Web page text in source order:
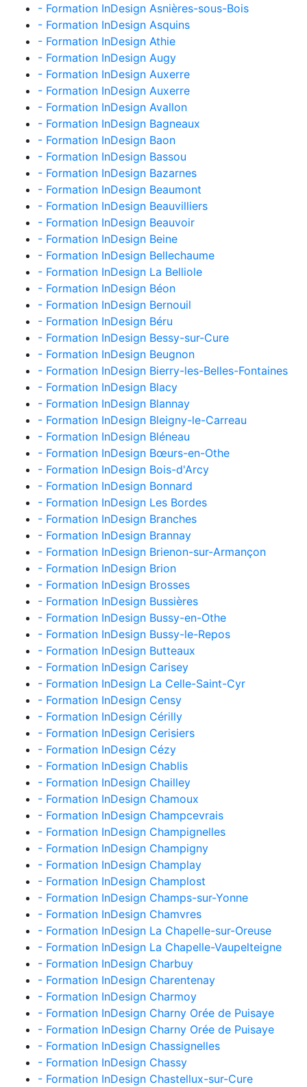
- Formation InDesign Asnières-sous-Bois
- Formation InDesign Asquins
- Formation InDesign Athie
- Formation InDesign Augy
- Formation InDesign Auxerre
- Formation InDesign Auxerre
- Formation InDesign Avallon
- Formation InDesign Bagneaux
- Formation InDesign Baon
- Formation InDesign Bassou
- Formation InDesign Bazarnes
- Formation InDesign Beaumont
- Formation InDesign Beauvilliers
- Formation InDesign Beauvoir
- Formation InDesign Beine
- Formation InDesign Bellechaume
- Formation InDesign La Belliole
- Formation InDesign Béon
- Formation InDesign Bernouil
- Formation InDesign Béru
- Formation InDesign Bessy-sur-Cure
- Formation InDesign Beugnon
- Formation InDesign Bierry-les-Belles-Fontaines
- Formation InDesign Blacy
- Formation InDesign Blannay
- Formation InDesign Bleigny-le-Carreau
- Formation InDesign Bléneau
- Formation InDesign Bœurs-en-Othe
- Formation InDesign Bois-d'Arcy
- Formation InDesign Bonnard
- Formation InDesign Les Bordes
- Formation InDesign Branches
- Formation InDesign Brannay
- Formation InDesign Brienon-sur-Armançon
- Formation InDesign Brion
- Formation InDesign Brosses
- Formation InDesign Bussières
- Formation InDesign Bussy-en-Othe
- Formation InDesign Bussy-le-Repos
- Formation InDesign Butteaux
- Formation InDesign Carisey
- Formation InDesign La Celle-Saint-Cyr
- Formation InDesign Censy
- Formation InDesign Cérilly
- Formation InDesign Cerisiers
- Formation InDesign Cézy
- Formation InDesign Chablis
- Formation InDesign Chailley
- Formation InDesign Chamoux
- Formation InDesign Champcevrais
- Formation InDesign Champignelles
- Formation InDesign Champigny
- Formation InDesign Champlay
- Formation InDesign Champlost
- Formation InDesign Champs-sur-Yonne
- Formation InDesign Chamvres
- Formation InDesign La Chapelle-sur-Oreuse
- Formation InDesign La Chapelle-Vaupelteigne
- Formation InDesign Charbuy
- Formation InDesign Charentenay
- Formation InDesign Charmoy
- Formation InDesign Charny Orée de Puisaye
- Formation InDesign Charny Orée de Puisaye
- Formation InDesign Chassignelles
- Formation InDesign Chassy
- Formation InDesign Chastellux-sur-Cure